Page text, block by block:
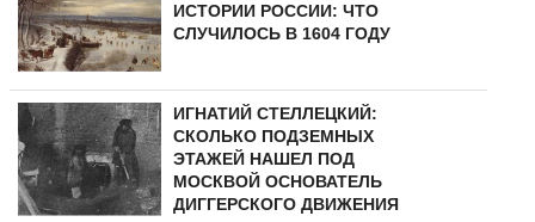
ИСТОРИИ РОССИИ: ЧТО
СЛУЧИЛОСЬ В 1604 ГОДУ
ИГНАТИЙ СТЕЛЛЕЦКИЙ:
СКОЛЬКО ПОДЗЕМНЫХ
ЭТАЖЕЙ НАШЕЛ ПОД
МОСКВОЙ ОСНОВАТЕЛЬ
ДИГГЕРСКОГО ДВИЖЕНИЯ